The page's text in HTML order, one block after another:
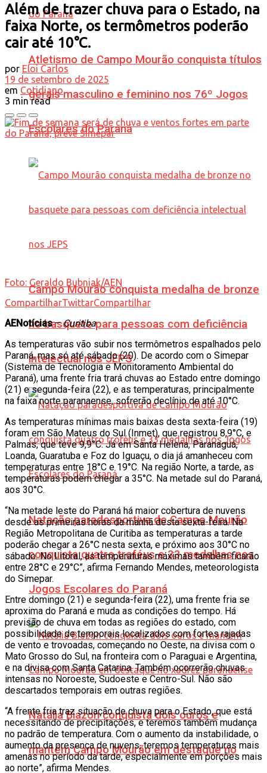
Atletismo de Campo Mourão conquista títulos
gerais masculino e feminino nos 76º Jogos
Escolares do Paraná
Campo Mourão conquista medalha de bronze
no basquete para pessoas com deficiência
intelectual nos JEPS
Natação paradesportiva de Campo Mourão
conquista quatro troféus e 33 medalhas nos
Jogos Escolares do Paraná
Natália Biazon conquista dois ouros e
mantém Campo Mourão em destaque no
Além de trazer chuva para o Estado, na
faixa Norte, os termômetros poderão
cair até 10°C.
por Eloi Carlos
19 de setembro de 2025
em Cotidiano
3 min read
Foto: Geraldo Bubniak/AEN
CompartilharTwittarCompartilhar
AENotícias–Curitiba
As temperaturas vão subir nos termômetros espalhados pelo
Paraná, mas só até sábado (20). De acordo com o Simepar
(Sistema de Tecnologia e Monitoramento Ambiental do
Paraná), uma frente fria trará chuvas ao Estado entre domingo
(21) e segunda-feira (22), e as temperaturas, principalmente
na faixa norte paranaense, sofrerão declínio de até 10°C.
As temperaturas mínimas mais baixas desta sexta-feira (19)
foram em São Mateus do Sul (Inmet), que registrou 8,9°C, e
Palmas, que teve 9,9°C. Já em Santa Helena, Paranaguá,
Loanda, Guaratuba e Foz do Iguaçu, o dia já amanheceu com
temperaturas entre 18°C e 19°C. Na região Norte, a tarde, as
temperaturas podem chegar a 35°C. Na metade sul do Paraná,
aos 30°C.
“Na metade leste do Paraná há maior cobertura de nuvens
desde as primeiras horas da manhã desta sexta-feira. Na
Região Metropolitana de Curitiba as temperaturas a tarde
poderão chegar a 26°C nesta sexta, e próximo aos 30°C no
sábado. No Litoral, as temperaturas máximas também ficarão
entre 28°C e 29°C”, afirma Fernando Mendes, meteorologista
do Simepar.
Entre domingo (21) e segunda-feira (22), uma frente fria se
aproxima do Paraná e muda as condições do tempo. Há
previsão de chuva em todas as regiões do estado, com
possibilidade de temporais localizados com fortes rajadas
de vento e trovoadas, começando no Oeste, na divisa com o
Mato Grosso do Sul, na fronteira com o Paraguai e Argentina,
e na divisa com Santa Catarina. Também ocorrerão chuvas
intensas no Noroeste, Sudoeste e Centro-Sul. Não são
descartados temporais em outras regiões.
“A frente fria traz situação de chuva para o Estado, que está
necessitando de precipitações, e teremos também mudança
no padrão de temperatura. Com o aumento da instabilidade, o
aumento da presença de nuvens, teremos temperaturas mais
amenas no período da tarde, especialmente em porções mais
ao norte”, afirma Mendes.